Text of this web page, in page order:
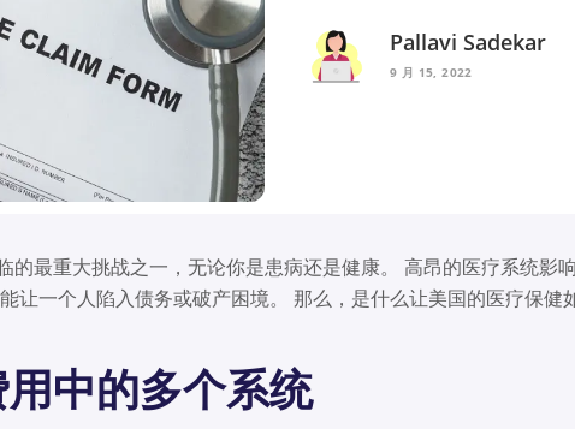
Pallavi Sadekar
9 月 15, 2022
的最重大挑战之一，无论你是患病还是健康。 高昂的医疗系统影
让一个人陷入债务或破产困境。 那么，是什么让美国的医疗保健
中的多个系统